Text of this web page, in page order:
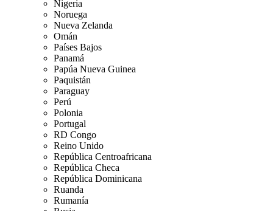
Nigeria
Noruega
Nueva Zelanda
Omán
Países Bajos
Panamá
Papúa Nueva Guinea
Paquistán
Paraguay
Perú
Polonia
Portugal
RD Congo
Reino Unido
República Centroafricana
República Checa
República Dominicana
Ruanda
Rumanía